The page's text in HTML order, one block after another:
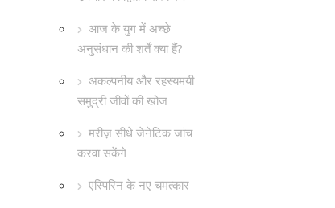
आज के युग में अच्छे
अनुसंधान की शर्तें क्या हैं?
अकल्पनीय और रहस्यमयी
समुद्री जीवों की खोज
मरीज़ सीधे जेनेटिक जांच
करवा सकेंगे
एस्पिरिन के नए चमत्कार